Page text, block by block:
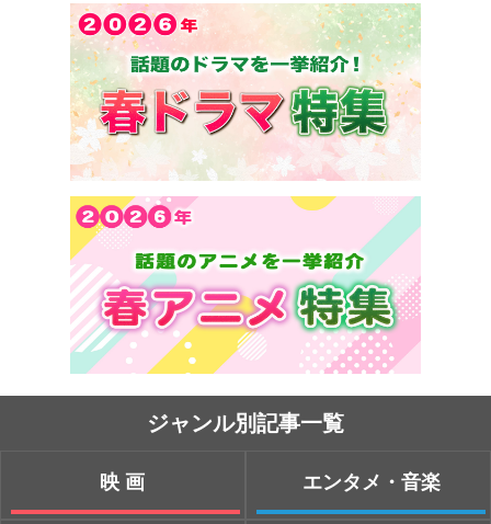
ジャンル別記事一覧
映画 エンタメ・音楽